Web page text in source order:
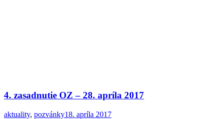
4. zasadnutie OZ – 28. apríla 2017
aktuality, pozvánky18. apríla 2017